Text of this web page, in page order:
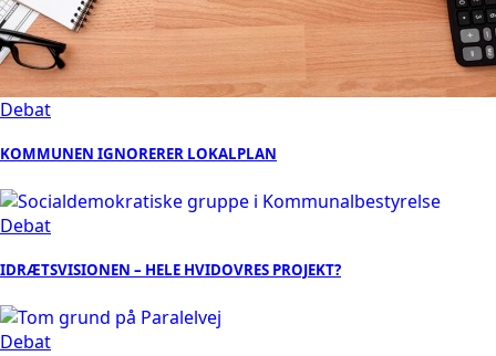
Debat
KOMMUNEN IGNORERER LOKALPLAN
Debat
IDRÆTSVISIONEN – HELE HVIDOVRES PROJEKT?
Debat